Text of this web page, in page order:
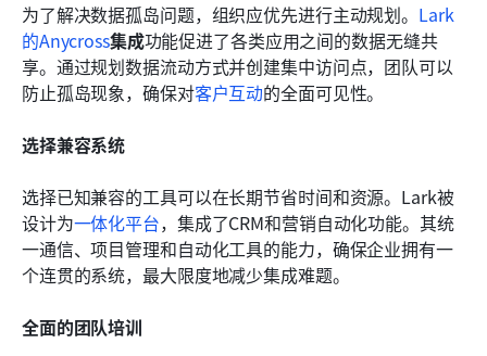
为了解决数据孤岛问题，组织应优先进行主动规划。 Lark
的Anycross集成功能促进了各类应用之间的数据无缝共
享。通过规划数据流动方式并创建集中访问点，团队可以
防止孤岛现象，确保对客户互动的全面可见性。
选择兼容系统
选择已知兼容的工具可以在长期节省时间和资源。Lark被
设计为一体化平台，集成了CRM和营销自动化功能。其统
一通信、项目管理和自动化工具的能力，确保企业拥有一
个连贯的系统，最大限度地减少集成难题。
全面的团队培训